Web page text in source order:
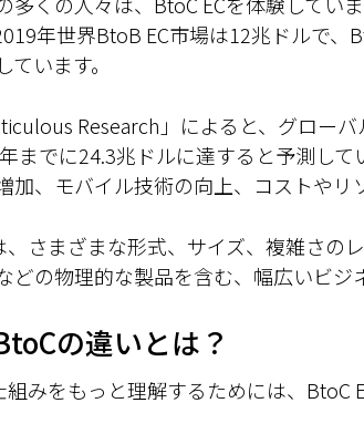
年世界BtoB EC市場は12兆ドルで
います。
Research」によると、グロー
までに24.3兆ドルに達すると予測し
加、モバイル技術の向上、コストやリ
、さまざまな形式、サイズ、複雑さの
どの物理的な製品を含む、幅広いビジ
の違いとは？
組みをもっと理解するためには、BtoC